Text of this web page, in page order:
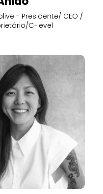
- Presidente/ CEO /
C-level